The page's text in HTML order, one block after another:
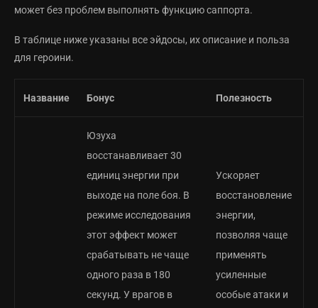
может без проблем выполнять функцию саппорта.
В таблице ниже указаны все эйдосы, их описание и польза
для героини.
Название Бонус Полезность
Юзуха
восстанавливает 30
единиц энергии при
выходе на поле боя. В
режиме исследования
этот эффект может
срабатывать не чаще
одного раза в 180
секунд. У врагов в
Ускоряет
восстановление
энергии,
позволяя чаще
применять
усиленные
особые атаки и